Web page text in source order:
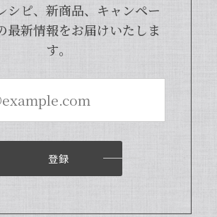
シピ、新商品、キャンペー
最新情報をお届けいたしま
す。
登録